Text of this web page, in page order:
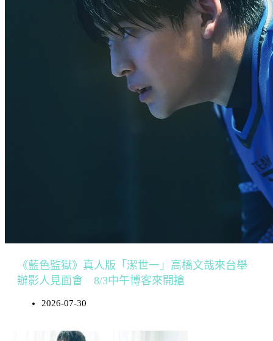
《藍色監獄》真人版「潔世一」高橋文哉來台舉
辦影人見面會 8/3中午博客來開搶
2026-07-30